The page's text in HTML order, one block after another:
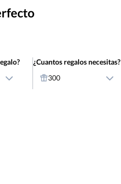
¿Cuantos regalos necesitas?
300